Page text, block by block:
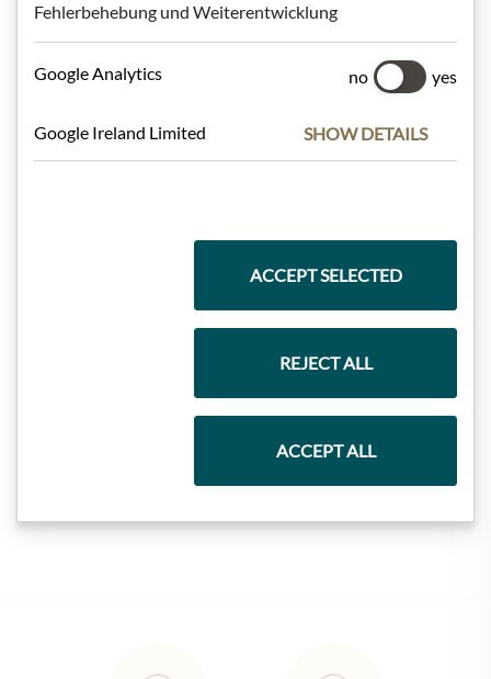
Dárkové koše
Fehlerbehebung und Weiterentwicklung
Google Analytics no yes
Google Ireland Limited SHOW DETAILS
ACCEPT SELECTED
REJECT ALL
ACCEPT ALL